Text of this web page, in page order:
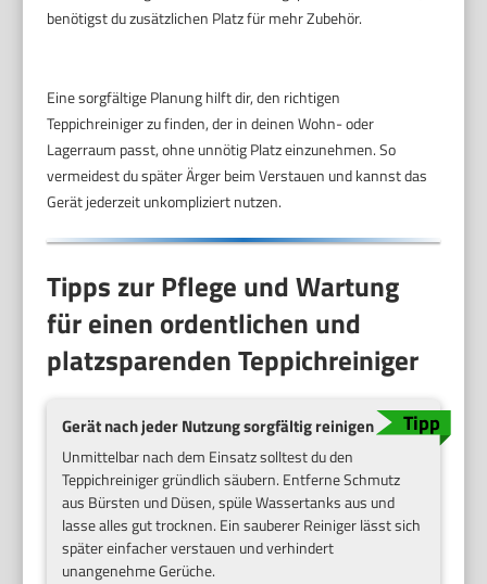
benötigst du zusätzlichen Platz für mehr Zubehör.
Eine sorgfältige Planung hilft dir, den richtigen
Teppichreiniger zu finden, der in deinen Wohn- oder
Lagerraum passt, ohne unnötig Platz einzunehmen. So
vermeidest du später Ärger beim Verstauen und kannst das
Gerät jederzeit unkompliziert nutzen.
Tipps zur Pflege und Wartung
für einen ordentlichen und
platzsparenden Teppichreiniger
Gerät nach jeder Nutzung sorgfältig reinigen
Unmittelbar nach dem Einsatz solltest du den
Teppichreiniger gründlich säubern. Entferne Schmutz
aus Bürsten und Düsen, spüle Wassertanks aus und
lasse alles gut trocknen. Ein sauberer Reiniger lässt sich
später einfacher verstauen und verhindert
unangenehme Gerüche.